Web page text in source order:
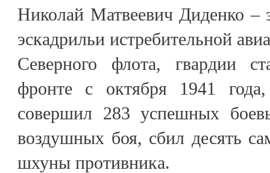
Николай Матвеевич Диденко –
эскадрильи истребительной
Северного флота, гвардии
фронте с октября 1941
совершил 283 успешных
воздушных боя, сбил десять
шхуны противника.